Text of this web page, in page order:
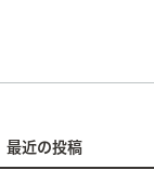
最近の投稿